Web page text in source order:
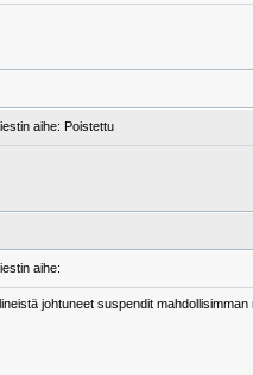
aihe: Poistettu
aihe:
johtuneet suspendit mahdollisimman